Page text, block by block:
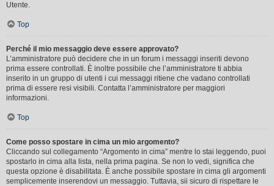
Utente.
Top
Perché il mio messaggio deve essere approvato?
L’amministratore può decidere che in un forum i messaggi inseriti devono
prima essere controllati. È inoltre possibile che l’amministratore ti abbia
inserito in un gruppo di utenti i cui messaggi ritiene che vadano controllati
prima di essere resi visibili. Contatta l’amministratore per maggiori
informazioni.
Top
Come posso spostare in cima un mio argomento?
Cliccando sul collegamento “Argomento in cima” mentre lo stai leggendo, puoi
spostarlo in cima alla lista, nella prima pagina. Se non lo vedi, significa che
questa opzione è disabilitata. È anche possibile spostare in cima gli argomenti
semplicemente inserendovi un messaggio. Tuttavia, sii sicuro di rispettare le